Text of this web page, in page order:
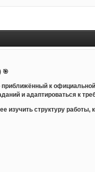
к
и адаптироваться к
структуру работы,